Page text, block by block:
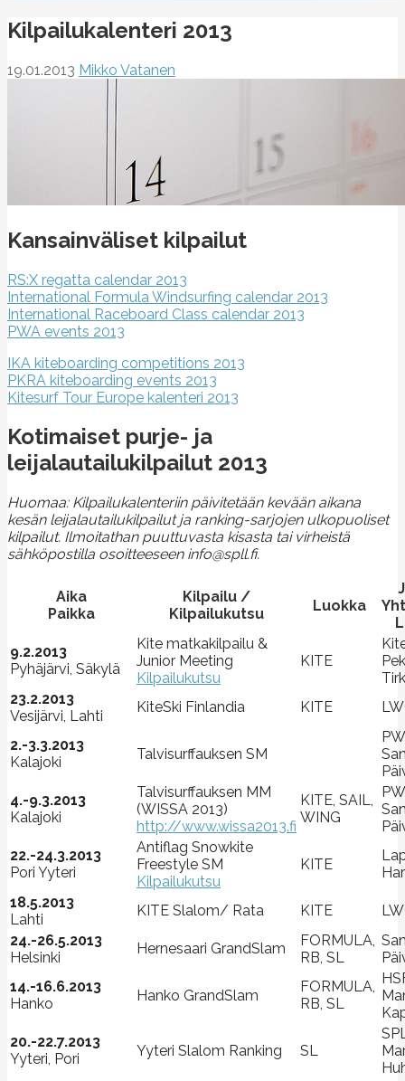
Kilpailukalenteri 2013
19.01.2013 Mikko Vatanen
Kansainväliset kilpailut
RS:X regatta calendar 2013
International Formula Windsurfing calendar 2013
International Raceboard Class calendar 2013
PWA events 2013
IKA kiteboarding competitions 2013
PKRA kiteboarding events 2013
Kitesurf Tour Europe kalenteri 2013
Kotimaiset purje- ja
leijalautailukilpailut 2013
Huomaa: Kilpailukalenteriin päivitetään kevään aikana
kesän leijalautailukilpailut ja ranking-sarjojen ulkopuoliset
kilpailut. Ilmoitathan puuttuvasta kisasta tai virheistä
sähköpostilla osoitteeseen info@spll.fi.
Aika
Paikka
Kilpailu /
Kilpailukutsu
Luokka
9.2.2013
Pyhäjärvi, Säkylä
Kite matkakilpailu &
Junior Meeting
Kilpailukutsu
KITE
23.2.2013
Vesijärvi, Lahti
KiteSki Finlandia KITE
2.-3.3.2013
Kalajoki
Talvisurffauksen SM
4.-9.3.2013
Kalajoki
Talvisurffauksen MM
(WISSA 2013)
http://www.wissa2013.fi
KITE, SAIL,
WING
22.-24.3.2013
Pori Yyteri
Antiflag Snowkite
Freestyle SM
Kilpailukutsu
KITE
18.5.2013
Lahti
KITE Slalom/ Rata KITE
24.-26.5.2013
Helsinki
Hernesaari GrandSlam
FORMULA,
RB, SL
14.-16.6.2013
Hanko
Hanko GrandSlam
FORMULA,
RB, SL
20.-22.7.2013
Yyteri, Pori
Yyteri Slalom Ranking SL